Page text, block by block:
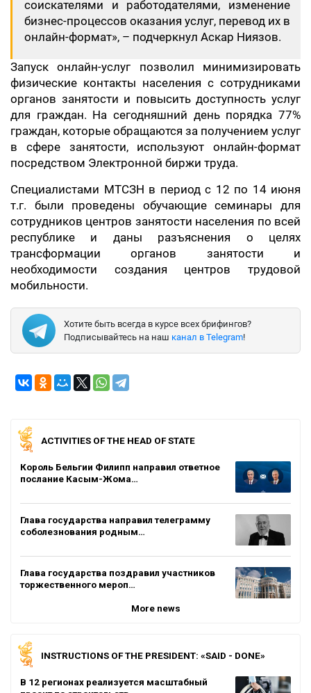
соискателями и работодателями, изменение
бизнес-процессов оказания услуг, перевод их в
онлайн-формат», – подчеркнул Аскар Ниязов.
Запуск онлайн-услуг позволил минимизировать
физические контакты населения с сотрудниками
органов занятости и повысить доступность услуг
для граждан. На сегодняшний день порядка 77%
граждан, которые обращаются за получением услуг
в сфере занятости, используют онлайн-формат
посредством Электронной биржи труда.
Специалистами МТСЗН в период с 12 по 14 июня
т.г. были проведены обучающие семинары для
сотрудников центров занятости населения по всей
республике и даны разъяснения о целях
трансформации органов занятости и
необходимости создания центров трудовой
мобильности.
Хотите быть всегда в курсе всех брифингов?
Подписывайтесь на наш канал в Telegram!
ACTIVITIES OF THE HEAD OF STATE
Король Бельгии Филипп направил ответное
послание Касым-Жома…
Глава государства направил телеграмму
соболезнования родным…
Глава государства поздравил участников
торжественного мероп…
More news
INSTRUCTIONS OF THE PRESIDENT: «SAID - DONE»
В 12 регионах реализуется масштабный